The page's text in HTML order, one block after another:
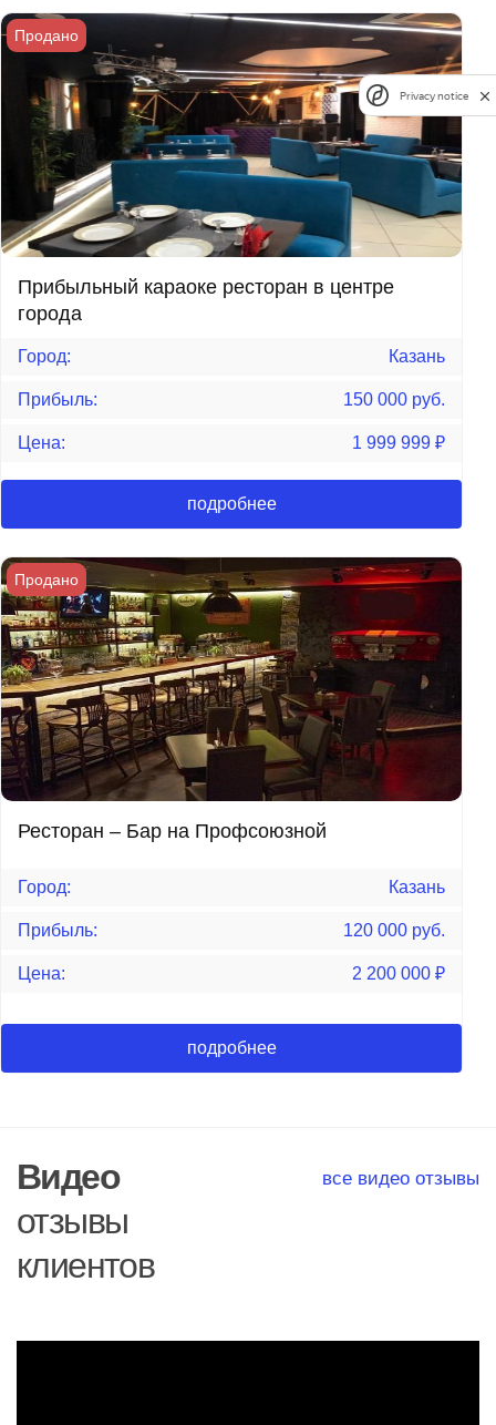
Продано
Прибыльный караоке ресторан в центре
города
Город: Казань
Прибыль: 150 000 руб.
Цена: 1 999 999 ₽
подробнее
Продано
Ресторан – Бар на Профсоюзной
Город: Казань
Прибыль: 120 000 руб.
Цена: 2 200 000 ₽
подробнее
Видео
отзывы
клиентов
все видео отзывы
Privacy notice